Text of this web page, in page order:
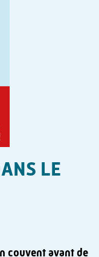
LE
couvent avant de